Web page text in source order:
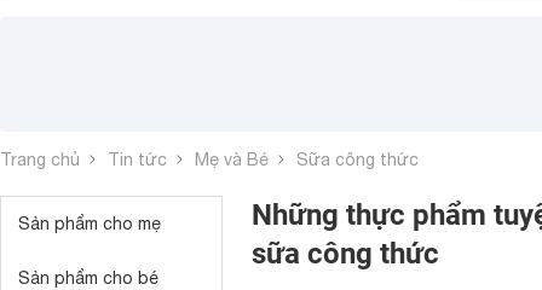
Trang chủ Tin tức Mẹ và Bé Sữa công thức
Sản phẩm cho mẹ
Sản phẩm cho bé
Những thực phẩm
sữa công thức